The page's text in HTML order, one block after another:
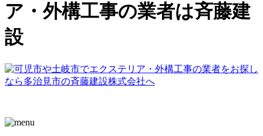
ア・外構工事の業者は斉藤建
設